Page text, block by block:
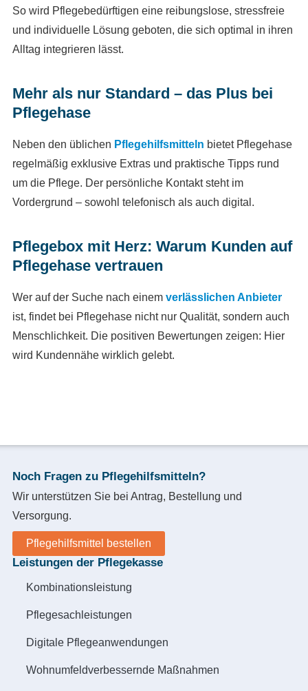
So wird Pflegebedürftigen eine reibungslose, stressfreie
und individuelle Lösung geboten, die sich optimal in ihren
Alltag integrieren lässt.
Mehr als nur Standard – das Plus bei
Pflegehase
Neben den üblichen Pflegehilfsmitteln bietet Pflegehase
regelmäßig exklusive Extras und praktische Tipps rund
um die Pflege. Der persönliche Kontakt steht im
Vordergrund – sowohl telefonisch als auch digital.
Pflegebox mit Herz: Warum Kunden auf
Pflegehase vertrauen
Wer auf der Suche nach einem verlässlichen Anbieter
ist, findet bei Pflegehase nicht nur Qualität, sondern auch
Menschlichkeit. Die positiven Bewertungen zeigen: Hier
wird Kundennähe wirklich gelebt.
Noch Fragen zu Pflegehilfsmitteln?
Wir unterstützen Sie bei Antrag, Bestellung und
Versorgung.
Pflegehilfsmittel bestellen
Leistungen der Pflegekasse
Kombinationsleistung
Pflegesachleistungen
Digitale Pflegeanwendungen
Wohnumfeldverbessernde Maßnahmen